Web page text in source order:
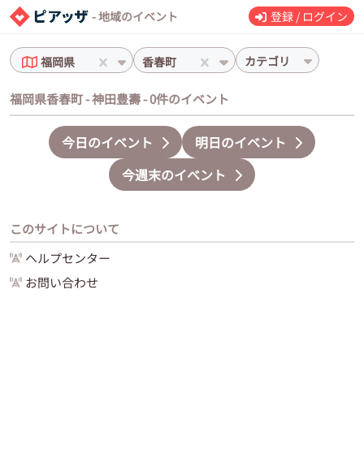
- 地域のイベント 登録 / ログイン
福岡県 香春町 カテゴリ
福岡県香春町 - 神田豊壽 - 0件のイベント
今日のイベント
明日のイベント
今週末のイベント
このサイトについて
ヘルプセンター
お問い合わせ